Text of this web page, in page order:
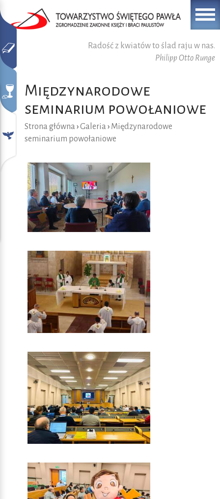
Radość z kwiatów to ślad raju w nas.
Philipp Otto Runge
Międzynarodowe
seminarium powołaniowe
Strona główna ›Galeria › Międzynarodowe
seminarium powołaniowe